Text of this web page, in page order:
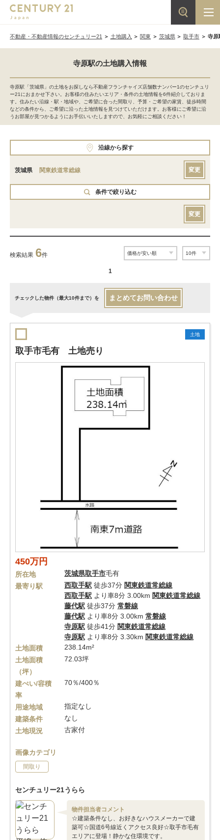
不動産・不動産情報のセンチュリー21 土地購入 関東 茨城県 取手市 寺原
寺原駅の土地購入情報
寺原駅「茨城県」の土地をお探しなら不動産フランチャイズ店舗数ナンバー1のセンチュリ
ー21におまかせ下さい。お客様の住みたいエリア・条件の土地情報を6件紹介しておりま
す。住みたい沿線・駅・地域や、ご希望に合った間取り、予算・ご希望の家賃、徒歩時間
などの条件から、ご希望に沿った土地情報を見つけていただけます。お客様にご希望に沿
うお部屋が見つかるようにお手伝いいたしますので、お気軽にご相談ください！
沿線から探す
茨城県 関東鉄道常総線 変更
条件で絞り込む
変更
検索結果 6件
1
チェックした物件（最大10件まで）を まとめてお問い合わせ
土地
取手市毛有 土地売り
450万円
所在地 茨城県取手市毛有
最寄り駅
西取手駅 徒歩37分 関東鉄道常総線
西取手駅 より車8分 3.00km 関東鉄道常総線
藤代駅 徒歩37分 常磐線
藤代駅 より車8分 3.00km 常磐線
寺原駅 徒歩41分 関東鉄道常総線
寺原駅 より車8分 3.30km 関東鉄道常総線
土地面積
238.14m²
土地面積
（坪）
72.03坪
建ぺい/容積
率
70％/400％
用途地域
指定なし
建築条件
なし
土地現況
古家付
画像カテゴリ
間取り
センチュリー21うらら
物件担当者コメント
☆建築条件なし、お好きなハウスメーカーで建
築可☆国道6号線近くアクセス良好☆取手市毛有
エリアに登場！静かな住環境です。